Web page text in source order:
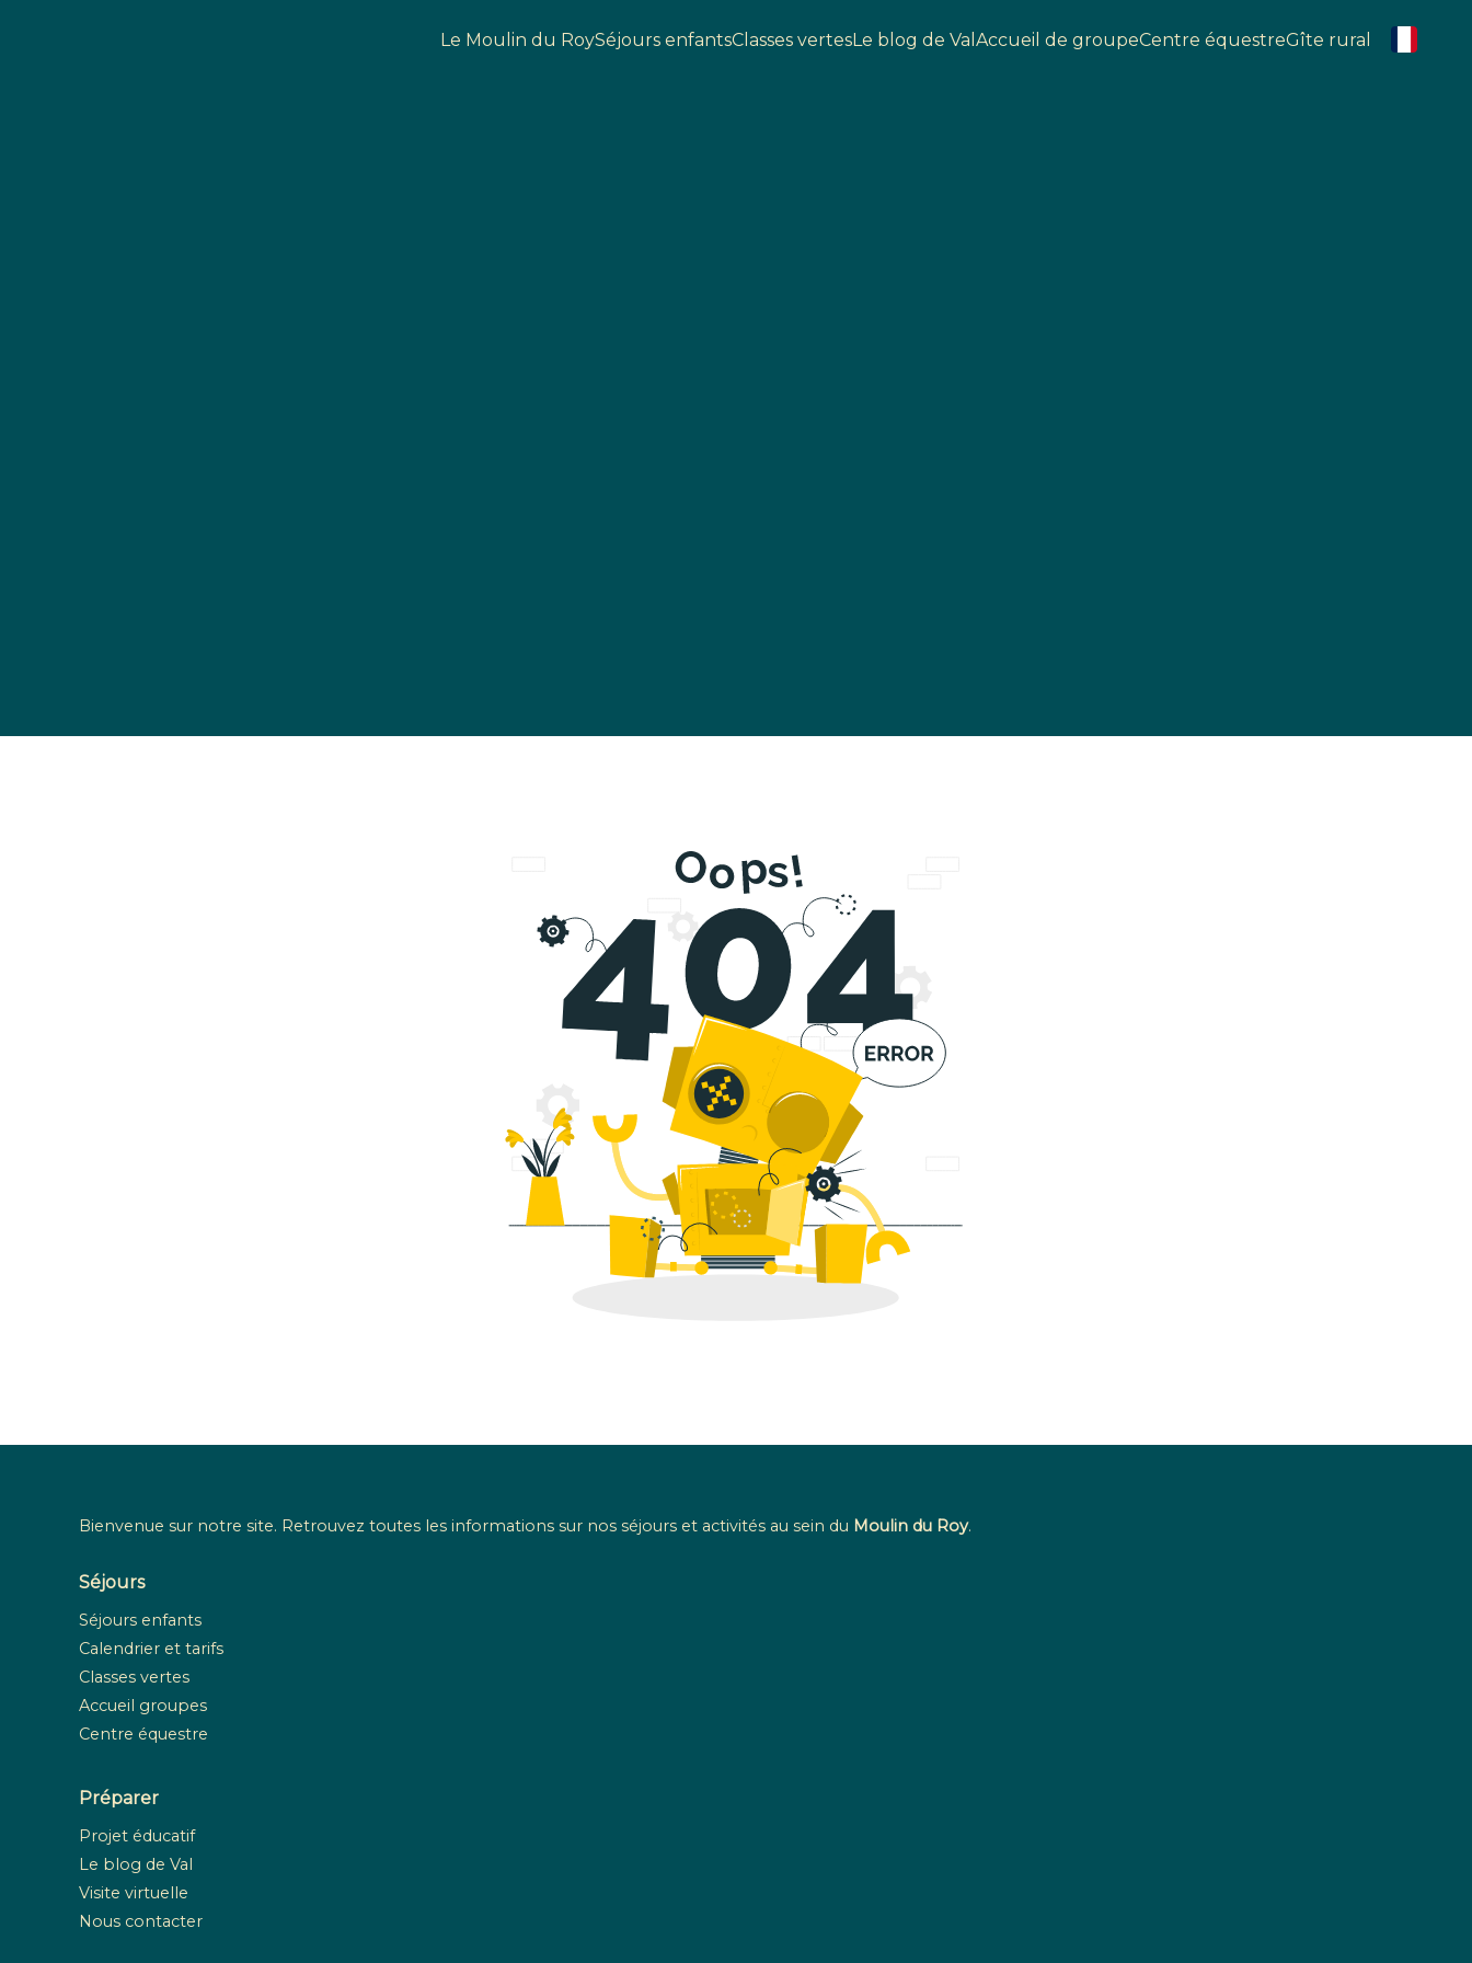
Le Moulin du RoySéjours enfantsClasses vertesLe blog de Val Accueil de groupeCentre équestreGîte rural
Bienvenue sur notre site. Retrouvez toutes les informations sur nos séjours et activités au sein du Moulin du Roy.
Séjours
Séjours enfants
Calendrier et tarifs
Classes vertes
Accueil groupes
Centre équestre
Préparer
Projet éducatif
Le blog de Val
Visite virtuelle
Nous contacter